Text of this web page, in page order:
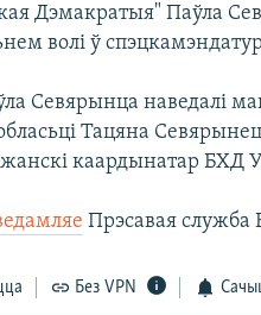
Дэмакратыя" Паўла
волі ў
Севярынца наведалі
Тацяна
каардынатар БХД
Прэсавая служба
Без VPN